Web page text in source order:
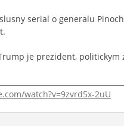
serial o generalu
je prezident, politickym
watch?v=9zvrd5x-2uU